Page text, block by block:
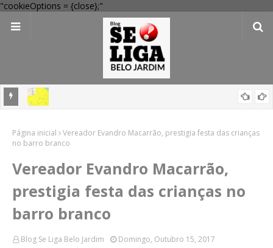
"cookieOptions = {close};"
alerta amarelo de vendaval
Página inicial
Vereador Evandro Macarrão, prestigia festa das crianças
no barro branco
Vereador Evandro Macarrão,
prestigia festa das crianças no
barro branco
Blog Se Liga Belo Jardim Domingo, Outubro 15, 2017